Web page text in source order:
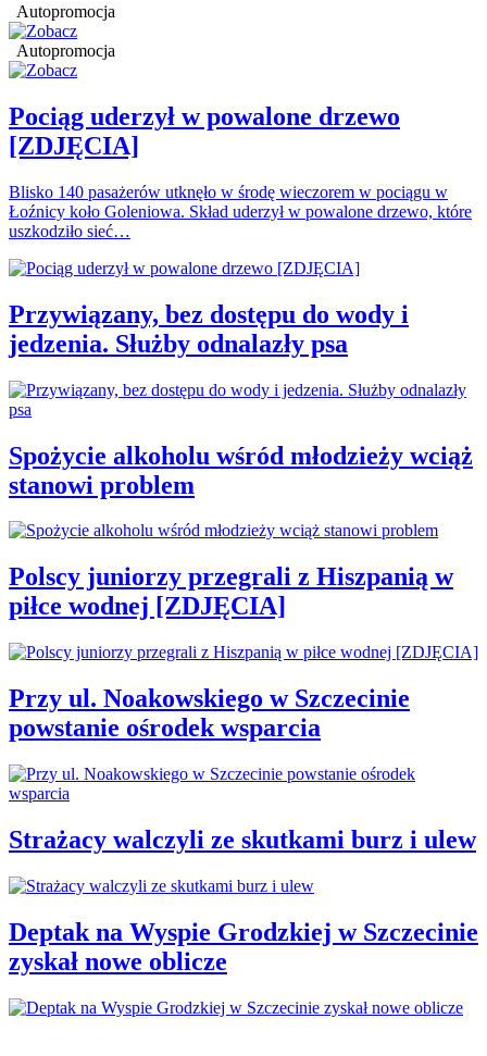
Autopromocja
Autopromocja
Pociąg uderzył w powalone drzewo
[ZDJĘCIA]
Blisko 140 pasażerów utknęło w środę wieczorem w pociągu w
Łoźnicy koło Goleniowa. Skład uderzył w powalone drzewo, które
uszkodziło sieć…
Przywiązany, bez dostępu do wody i
jedzenia. Służby odnalazły psa
Spożycie alkoholu wśród młodzieży wciąż
stanowi problem
Polscy juniorzy przegrali z Hiszpanią w
piłce wodnej [ZDJĘCIA]
Przy ul. Noakowskiego w Szczecinie
powstanie ośrodek wsparcia
Strażacy walczyli ze skutkami burz i ulew
Deptak na Wyspie Grodzkiej w Szczecinie
zyskał nowe oblicze